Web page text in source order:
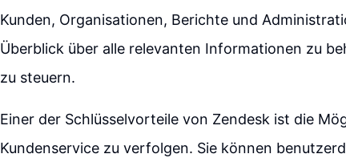
Kunden, Organisationen, Berichte und
Überblick über alle relevanten Informationen zu
zu steuern.
Einer der Schlüsselvorteile von Zendesk ist die
Kundenservice zu verfolgen. Sie können